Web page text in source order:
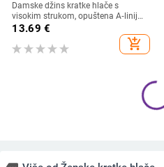
Damske džins kratke hlače s
visokim strukom, opuštena A‑linija,
izliđeni rubovi, ultra kratke, ljeto
13.69 €
add_shopping_cart